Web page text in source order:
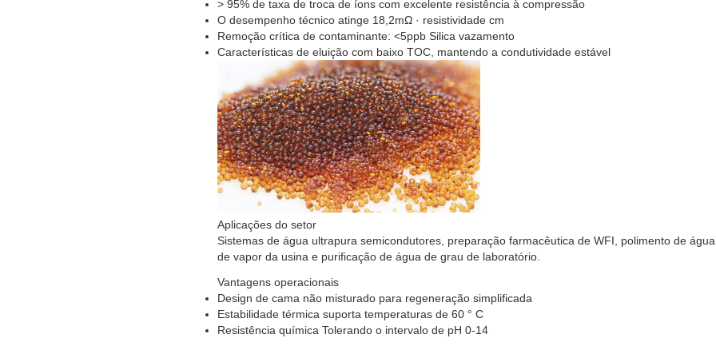
> 95% de taxa de troca de íons com excelente resistência à compressão
O desempenho técnico atinge 18,2mΩ · resistividade cm
Remoção crítica de contaminante: <5ppb Silica vazamento
Características de eluição com baixo TOC, mantendo a condutividade estável
Aplicações do setor
Sistemas de água ultrapura semicondutores, preparação farmacêutica de WFI, polimento de
de vapor da usina e purificação de água de grau de laboratório.
Vantagens operacionais
Design de cama não misturado para regeneração simplificada
Estabilidade térmica suporta temperaturas de 60 ° C
Resistência química Tolerando o intervalo de pH 0-14